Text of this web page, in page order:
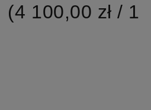
(4 100,00 zł / 1